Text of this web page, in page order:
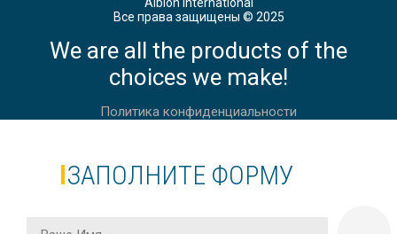
BRITISH NATIONAL HIGH SCHOOL
DIPLOMA A-LEVEL ОНЛАЙН,
HARROW SCHOOL, СРЕДНЕЕ
ОБРАЗОВАНИЕ, АНГЛИЯ
AMERICAN HIGH SCHOOL DIPLOMA
ОНЛАЙН, ASU PREP DIGITAL,
Albion International
Все права защищены © 2025
We are all the products of the
choices we make!
Политика конфиденциальности
ЗАПОЛНИТЕ ФОРМУ